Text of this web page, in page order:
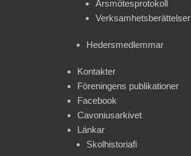
Årsmötesprotokoll
Verksamhetsberättelser
Hedersmedlemmar
Kontakter
Föreningens publikationer
Facebook
Cavoniusarkivet
Länkar
Skolhistoriafi